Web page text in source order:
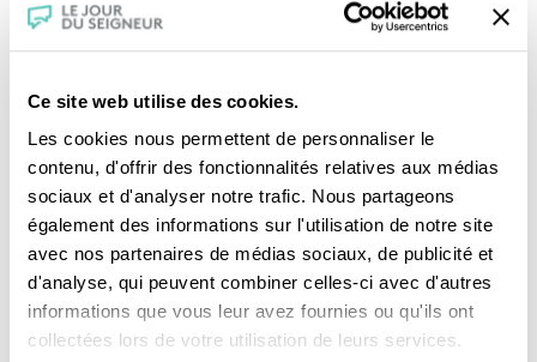
Ce site web utilise des cookies.
Les cookies nous permettent de personnaliser le
contenu, d'offrir des fonctionnalités relatives aux médias
sociaux et d'analyser notre trafic. Nous partageons
également des informations sur l'utilisation de notre site
avec nos partenaires de médias sociaux, de publicité et
d'analyse, qui peuvent combiner celles-ci avec d'autres
informations que vous leur avez fournies ou qu'ils ont
collectées lors de votre utilisation de leurs services.
Séverine compose des bouquets pour fleurir
l’église saint-Maurice. Christine visite Philippe,
une personne qui vit en marge de la société.
Au sein de la Fraternité diocésaine des Parvis,
les membres vivent des missions différentes,
animés par le même désir de suivre le Christ.
Une des clefs de voûte de la Fraternité